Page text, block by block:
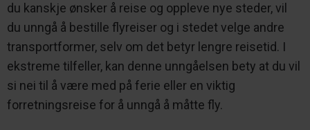
du kanskje ønsker å reise og oppleve nye steder, vil
du unngå å bestille flyreiser og i stedet velge andre
transportformer, selv om det betyr lengre reisetid. I
ekstreme tilfeller, kan denne unngåelsen bety at du vil
si nei til å være med på ferie eller en viktig
forretningsreise for å unngå å måtte fly.